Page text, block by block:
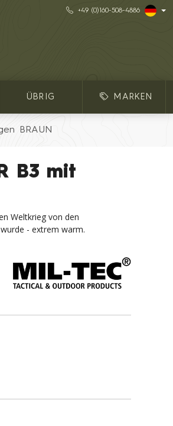
+49 (0)160-508-4886
ÜBRIG MARKEN
BRAUN
B3 mit
Weltkrieg von den
- extrem warm.